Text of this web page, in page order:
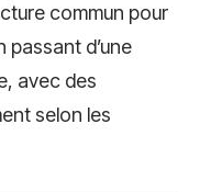
commun pour
d’une
avec des
selon les